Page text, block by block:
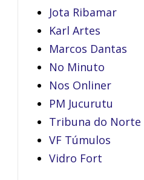
Jota Ribamar
Karl Artes
Marcos Dantas
No Minuto
Nos Onliner
PM Jucurutu
Tribuna do Norte
VF Túmulos
Vidro Fort